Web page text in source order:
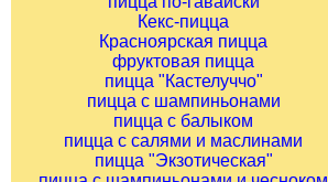
Кекс-пицца
Красноярская пицца
фруктовая пицца
пицца "Кастелуччо"
пицца с шампиньонами
пицца с балыком
пицца с салями и маслинами
пицца "Экзотическая"